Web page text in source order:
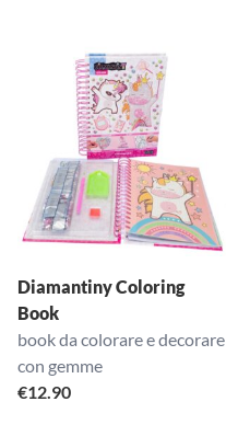
Diamantiny Coloring
Book
book da colorare e decorare
con gemme
€12.90